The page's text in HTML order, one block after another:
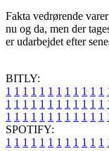
Fakta vedrørende
nu og da, men der
er udarbejdet efter
BITLY:
1 1 1 1 1 1 1 1 1 1 1 1
1 1 1 1 1 1 1 1 1 1 1 1
1 1 1 1 1 1 1 1 1 1 1 1
SPOTIFY:
1 1 1 1 1 1 1 1 1 1 1 1